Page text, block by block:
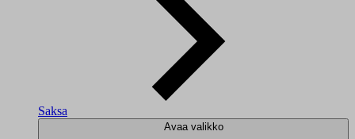
Saksa
Avaa valikko